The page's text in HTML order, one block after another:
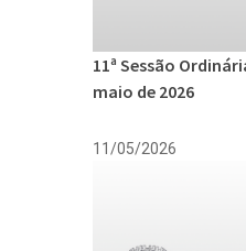
11ª Sessão
maio de 2026
11/05/2026